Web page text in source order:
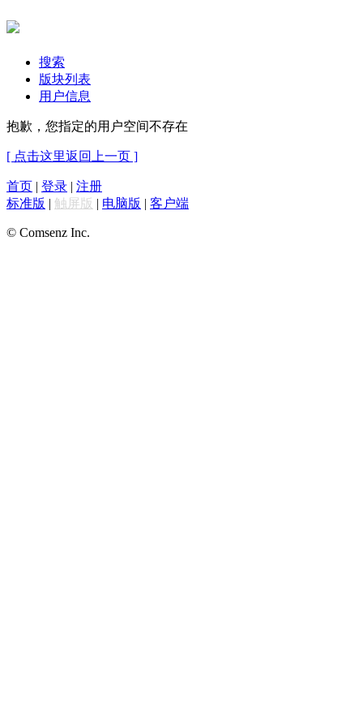
搜索
版块列表
用户信息
抱歉，您指定的用户空间不存在
[ 点击这里返回上一页 ]
首页 | 登录 | 注册
标准版 | 触屏版 | 电脑版 | 客户端
© Comsenz Inc.